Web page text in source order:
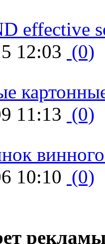
effective
12:03 (0)
11:13 (0)
10:10 (0)